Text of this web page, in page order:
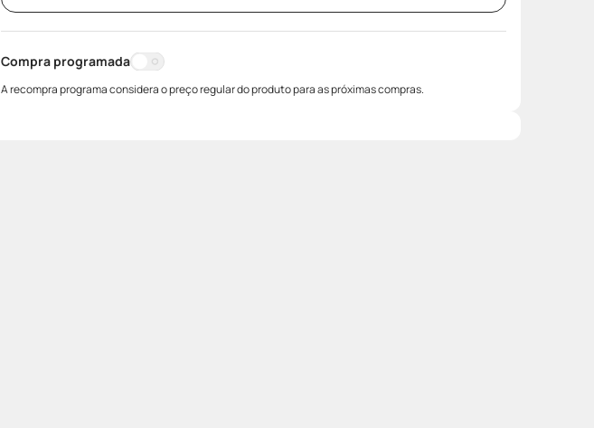
Compra programada
A recompra programa considera o preço regular do produto para as próximas compras.